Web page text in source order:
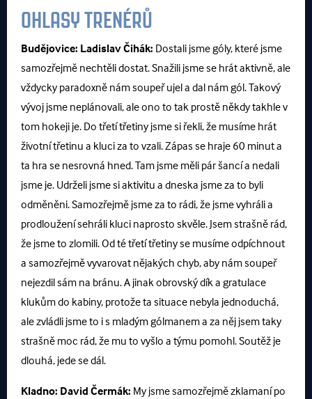
OHLASY TRENÉRŮ
Budějovice: Ladislav Čihák: Dostali jsme góly, které jsme
samozřejmě nechtěli dostat. Snažili jsme se hrát aktivně, ale
vždycky paradoxně nám soupeř ujel a dal nám gól. Takový
vývoj jsme neplánovali, ale ono to tak prostě někdy takhle v
tom hokeji je. Do třetí třetiny jsme si řekli, že musíme hrát
životní třetinu a kluci za to vzali. Zápas se hraje 60 minut a
ta hra se nesrovná hned. Tam jsme měli pár šancí a nedali
jsme je. Udrželi jsme si aktivitu a dneska jsme za to byli
odměněni. Samozřejmě jsme za to rádi, že jsme vyhráli a
prodloužení sehráli kluci naprosto skvěle. Jsem strašně rád,
že jsme to zlomili. Od té třetí třetiny se musíme odpíchnout
a samozřejmě vyvarovat nějakých chyb, aby nám soupeř
nejezdil sám na bránu. A jinak obrovský dík a gratulace
klukům do kabiny, protože ta situace nebyla jednoduchá,
ale zvládli jsme to i s mladým gólmanem a za něj jsem taky
strašně moc rád, že mu to vyšlo a týmu pomohl. Soutěž je
dlouhá, jede se dál.
Kladno: David Čermák: My jsme samozřejmě zklamaní po